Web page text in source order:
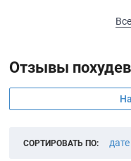
Отзывы
СОРТИРОВАТЬ ПО: дате